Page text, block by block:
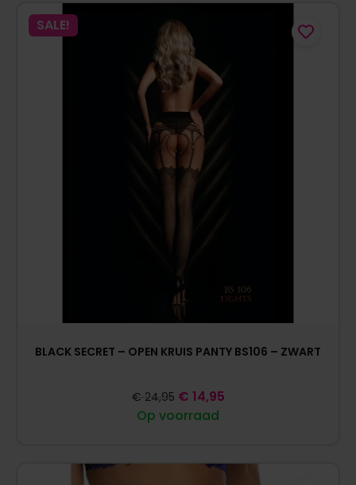
SALE!
BLACK SECRET – OPEN KRUIS PANTY BS106 – ZWART
Op voorraad
€ 24,95 € 14,95